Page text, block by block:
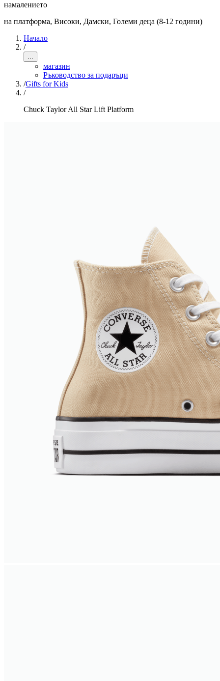
намалението
на платформа, Високи, Дамски, Големи деца (8-12 години)
Начало
/
...
магазин
Ръководство за подаръци
/Gifts for Kids
/
Chuck Taylor All Star Lift Platform